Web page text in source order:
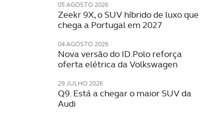
05 AGOSTO 2026
Zeekr 9X, o SUV híbrido de luxo que
chega a Portugal em 2027
04 AGOSTO 2026
Nova versão do ID.Polo reforça
oferta elétrica da Volkswagen
29 JULHO 2026
Q9. Está a chegar o maior SUV da
Audi